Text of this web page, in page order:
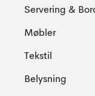
Servering &
Møbler
Tekstil
Belysning